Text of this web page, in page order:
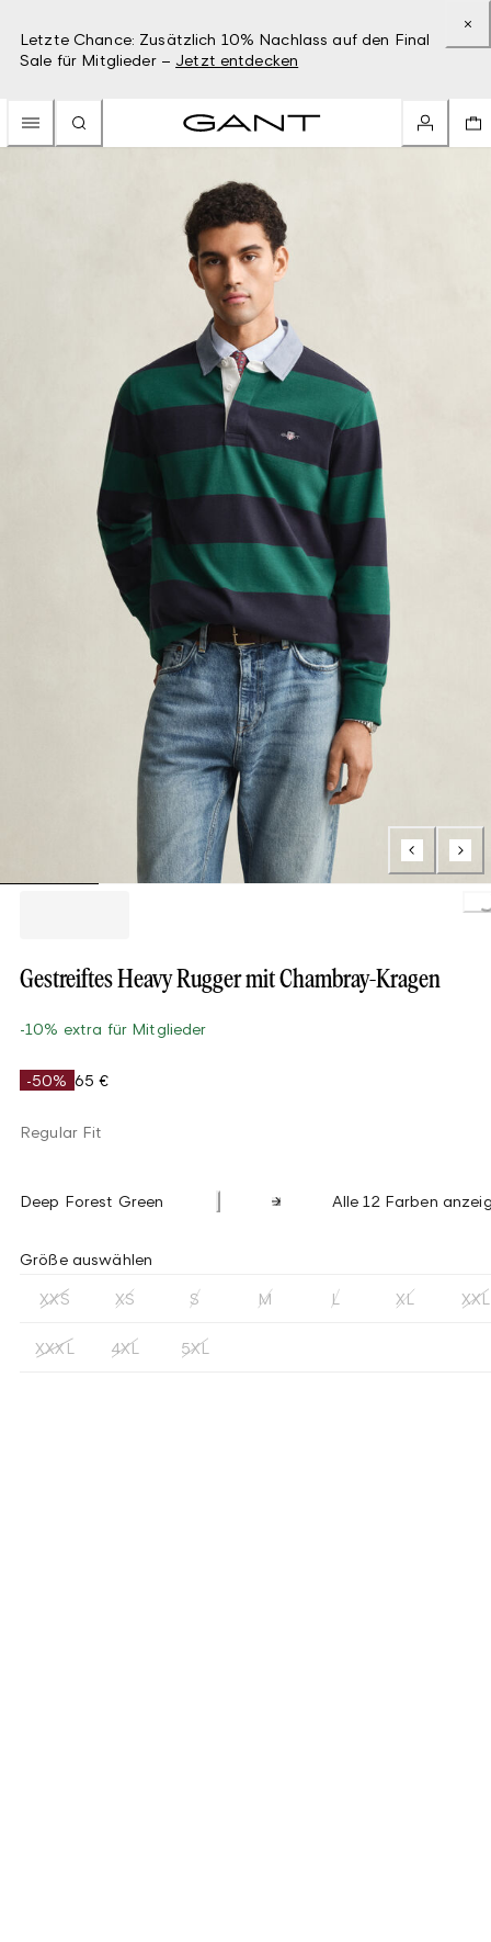
Letzte Chance: Zusätzlich 10% Nachlass auf den Final
Sale für Mitglieder – Jetzt entdecken
Gestreiftes Heavy Rugger mit Chambray-Kragen
-10% extra für Mitglieder
-50% 65 €
Regular Fit
Deep Forest Green Alle 12 Farben
Größe auswählen
XXS XS S M L XL XXL
XXXL 4XL 5XL